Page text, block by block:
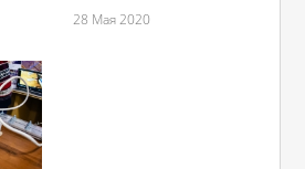
28 Мая 2020